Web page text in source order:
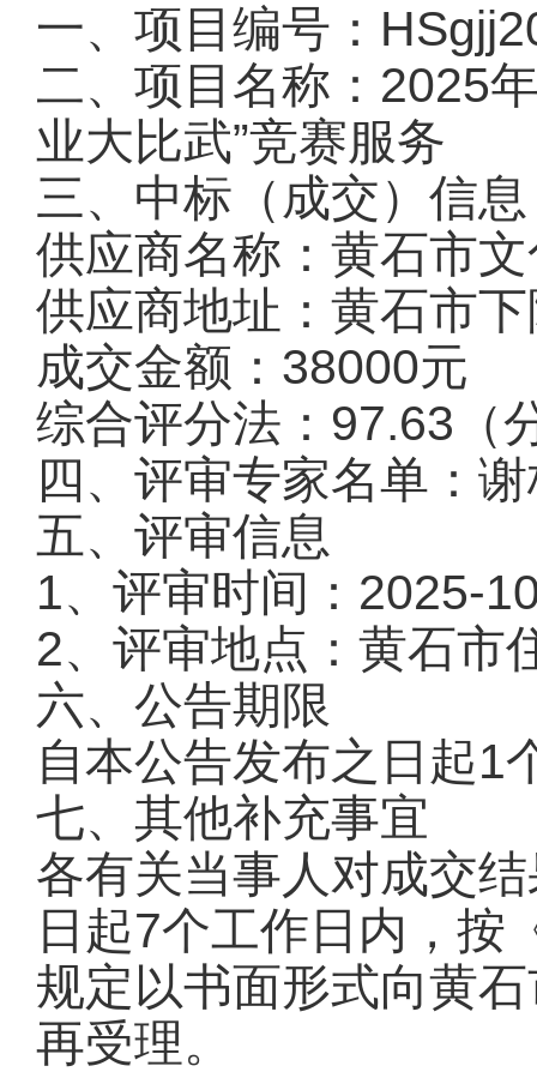
一、项目编号：
二、项目名称：2025
业大比武”竞赛服务
三、中标（成交）信息
供应商名称：黄石市
供应商地址：黄石市
成交金额：38000元
综合评分法：97.63（
四、评审专家名单：
五、评审信息
1、评审时间：2025-
2、评审地点：黄石市
六、公告期限
自本公告发布之日起1
七、其他补充事宜
各有关当事人对成交
日起7个工作日内，按
规定以书面形式向黄
再受理。